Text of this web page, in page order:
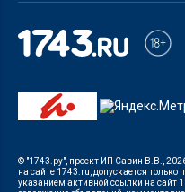
© "1743.ру", проект ИП Савин В.В.,
на сайте 1743.ru, допускается
указанием активной ссылки на сайт